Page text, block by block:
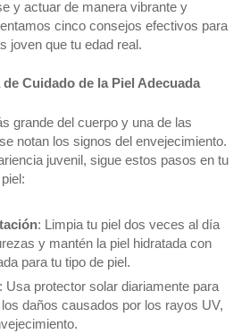
y actuar de manera vibrante y
cinco consejos efectivos para
joven que tu edad real.
Cuidado de la Piel Adecuada
grande del cuerpo y una de las
notan los signos del envejecimiento.
juvenil, sigue estos pasos en tu
: Limpia tu piel dos veces al día
y mantén la piel hidratada con
para tu tipo de piel.
: Usa protector solar diariamente para
daños causados por los rayos UV,